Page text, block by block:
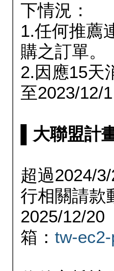
下情況：
1.任何推薦
購之訂單。
2.因應15天
至2023/12/1
▌大聯盟計
超過2024/
行相關請款
2025/12/20
箱： tw-